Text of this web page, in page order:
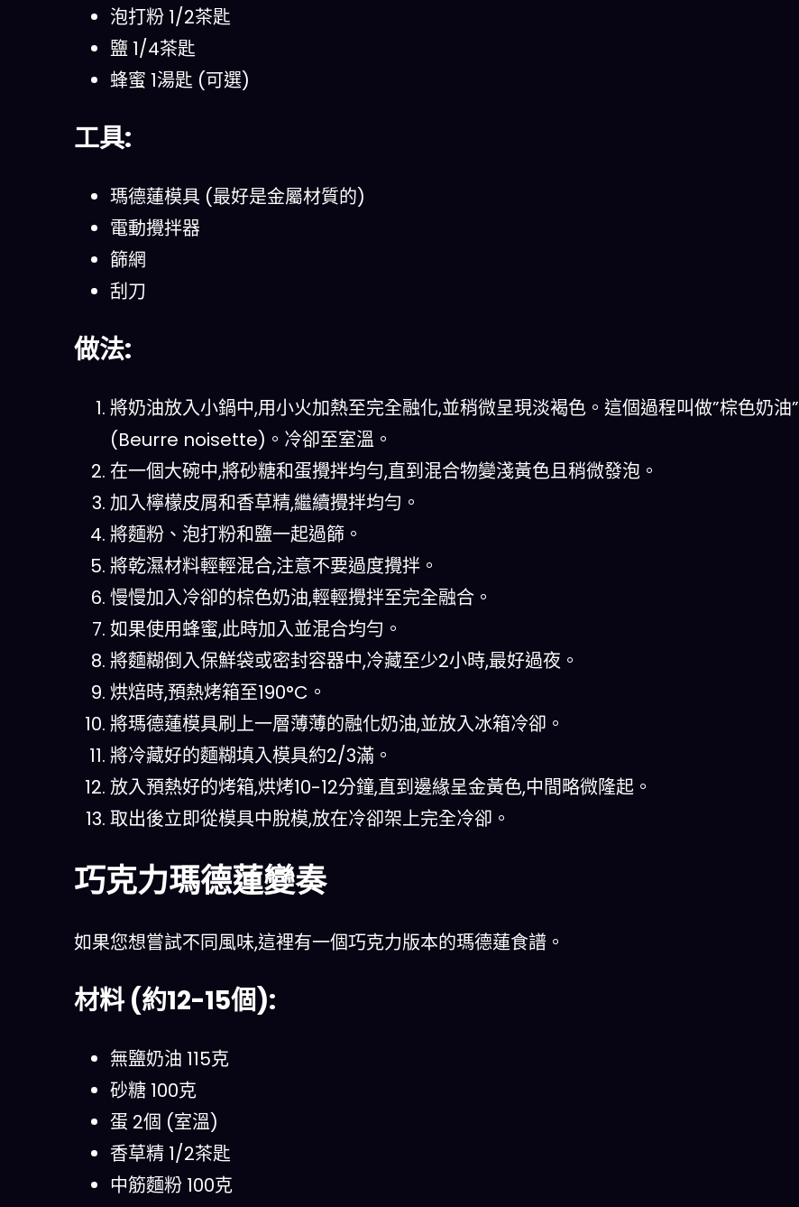
泡打粉 1/2茶匙
鹽 1/4茶匙
蜂蜜 1湯匙 (可選)
工具:
瑪德蓮模具 (最好是金屬材質的)
電動攪拌器
篩網
刮刀
做法:
將奶油放入小鍋中,用小火加熱至完全融化,並稍微呈現淡褐色。這個過程叫做”棕色奶油”
(Beurre noisette)。冷卻至室溫。
在一個大碗中,將砂糖和蛋攪拌均勻,直到混合物變淺黃色且稍微發泡。
加入檸檬皮屑和香草精,繼續攪拌均勻。
將麵粉、泡打粉和鹽一起過篩。
將乾濕材料輕輕混合,注意不要過度攪拌。
慢慢加入冷卻的棕色奶油,輕輕攪拌至完全融合。
如果使用蜂蜜,此時加入並混合均勻。
將麵糊倒入保鮮袋或密封容器中,冷藏至少2小時,最好過夜。
烘焙時,預熱烤箱至190°C。
將瑪德蓮模具刷上一層薄薄的融化奶油,並放入冰箱冷卻。
將冷藏好的麵糊填入模具約2/3滿。
放入預熱好的烤箱,烘烤10-12分鐘,直到邊緣呈金黃色,中間略微隆起。
取出後立即從模具中脫模,放在冷卻架上完全冷卻。
巧克力瑪德蓮變奏
如果您想嘗試不同風味,這裡有一個巧克力版本的瑪德蓮食譜。
材料 (約12-15個):
無鹽奶油 115克
砂糖 100克
蛋 2個 (室溫)
香草精 1/2茶匙
中筋麵粉 100克